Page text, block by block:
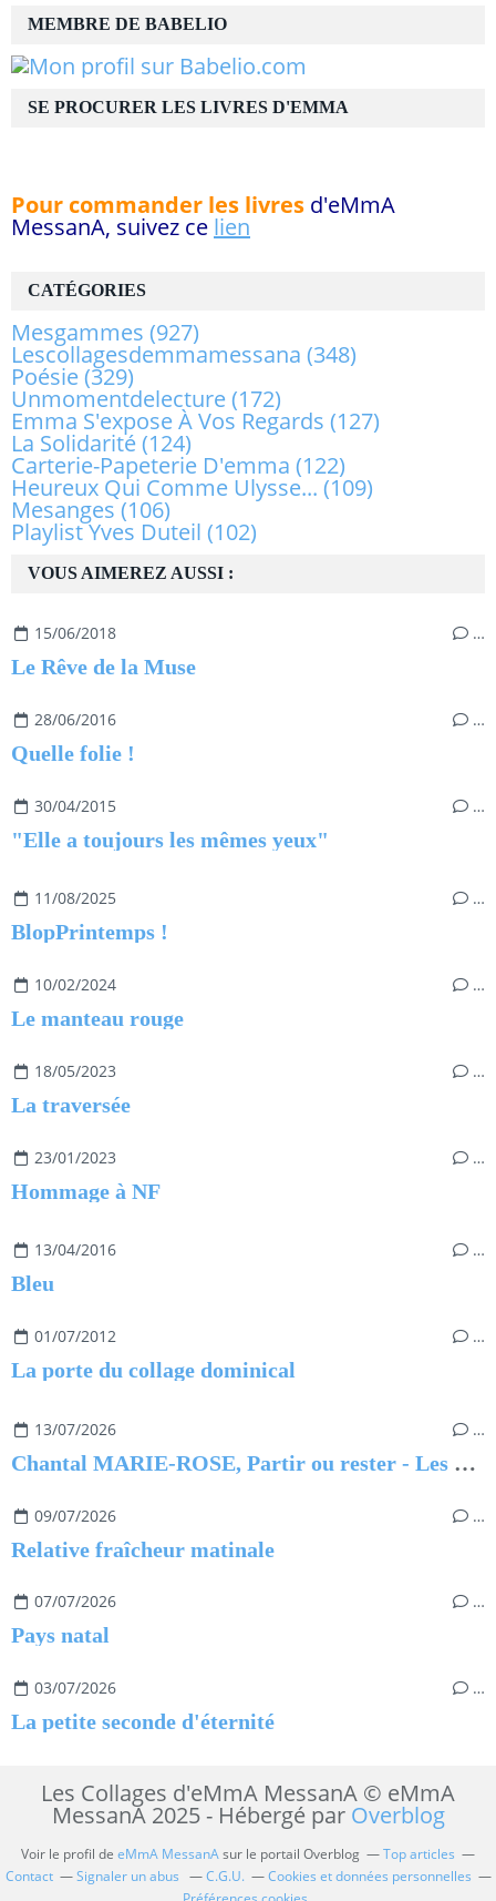
VOUS AIMEREZ AUSSI :
15/06/2018 …
Le Rêve de la Muse
28/06/2016 …
Quelle folie !
30/04/2015 …
"Elle a toujours les mêmes yeux"
11/08/2025 …
BlopPrintemps !
10/02/2024 …
Le manteau rouge
18/05/2023 …
La traversée
23/01/2023 …
Hommage à NF
13/04/2016 …
Bleu
01/07/2012 …
La porte du collage dominical
13/07/2026 …
Chantal MARIE-ROSE, Partir ou rester - Les clés pour évoluer professionnellement sans regret
09/07/2026 …
Relative fraîcheur matinale
07/07/2026 …
Pays natal
03/07/2026 …
La petite seconde d'éternité
CATÉGORIES
Mesgammes (927)
Lescollagesdemmamessana (348)
Poésie(329)
Unmomentdelecture(172)
Emma S'expose À Vos Regards (127)
La Solidarité(124)
Carterie-Papeterie D'emma (122)
Heureux Qui Comme Ulysse... (109)
Mesanges (106)
Playlist Yves Duteil (102)
MEMBRE DE BABELIO
SE PROCURER LES LIVRES D'EMMA
Pour commander les livres d'eMmA
MessanA, suivez ce lien
Les Collages d'eMmA MessanA © eMmA
MessanA 2025 - Hébergé par Overblog
Voir le profil de eMmA MessanAsur le portail Overblog
Top articles
Contact
Signaler un abus C.G.U.
Cookies et données personnelles